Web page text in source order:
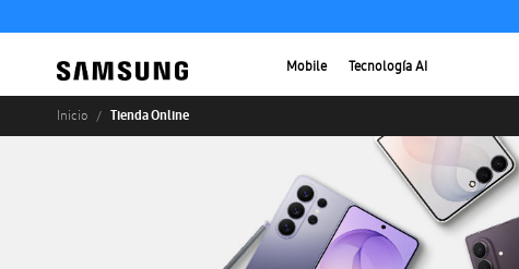
Mobile Tecnología AI
Inicio Tienda Online